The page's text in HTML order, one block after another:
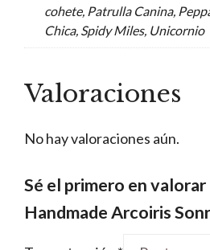
cohete, Patrulla Canina,
Chica, Spidy Miles, Unicornio
Valoraciones
No hay valoraciones aún.
Sé el primero en
Handmade Arcoiris